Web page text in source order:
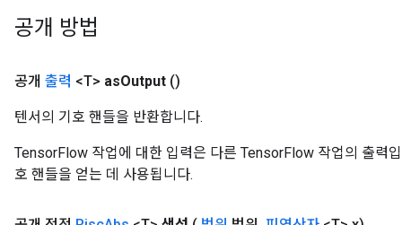
공개 방법
공개 출력 <T> asOutput ()
텐서의 기호 핸들을 반환합니다.
TensorFlow 작업에 대한 입력은 다른 TensorFlow 작업의 출력
호 핸들을 얻는 데 사용됩니다.